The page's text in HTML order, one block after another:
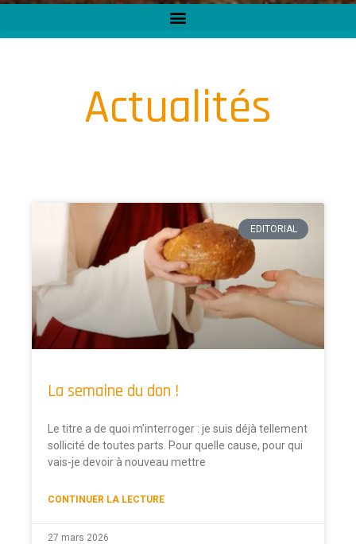
Actualités
EDITORIAL
La semaine du don !
Le titre a de quoi m’interroger : je suis déjà tellement
sollicité de toutes parts. Pour quelle cause, pour qui
vais-je devoir à nouveau mettre
CONTINUER LA LECTURE
27 mars 2026